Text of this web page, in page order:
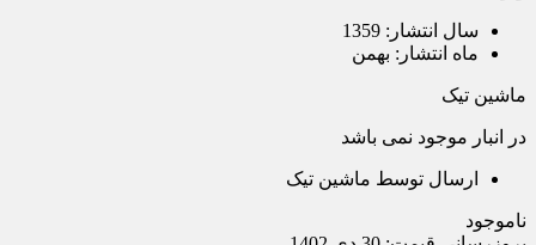
سال انتشار: 1359
ماه انتشار: بهمن
ماشین تیک
در انبار موجود نمی باشد
ارسال توسط ماشین تیک
ناموجود